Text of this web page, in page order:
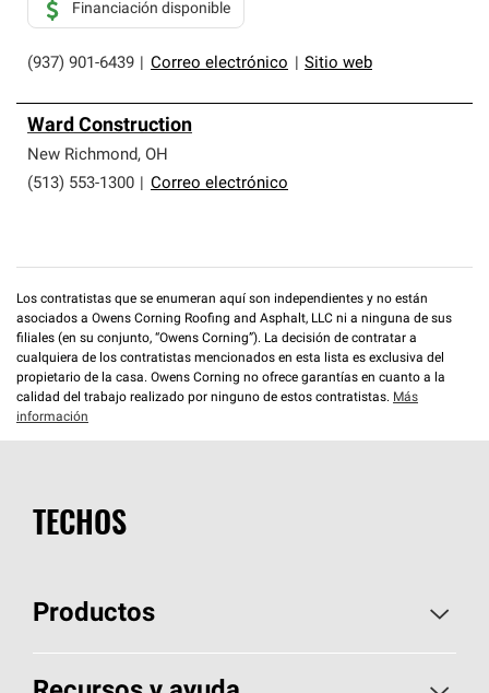
(937) 901-6439 Correo electrónico Sitio web
Financiación disponible
Ward Construction
New Richmond, OH
(513) 553-1300
Correo electrónico
Los contratistas que se enumeran aquí son independientes y no están
asociados a Owens Corning Roofing and Asphalt, LLC ni a ninguna de sus
filiales (en su conjunto, “Owens Corning”). La decisión de contratar a
cualquiera de los contratistas mencionados en esta lista es exclusiva del
propietario de la casa. Owens Corning no ofrece garantías en cuanto a la
calidad del trabajo realizado por ninguno de estos contratistas. Más
información
TECHOS
Productos
Elija sus tejas